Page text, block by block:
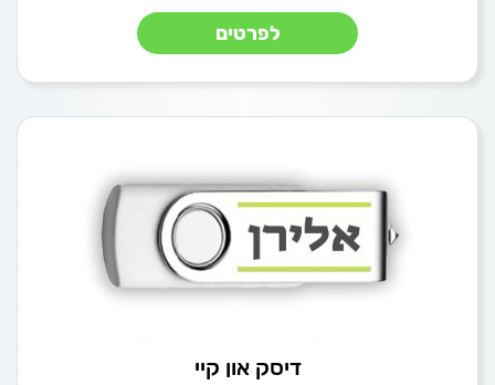
לפרטים
דיסק און קיי